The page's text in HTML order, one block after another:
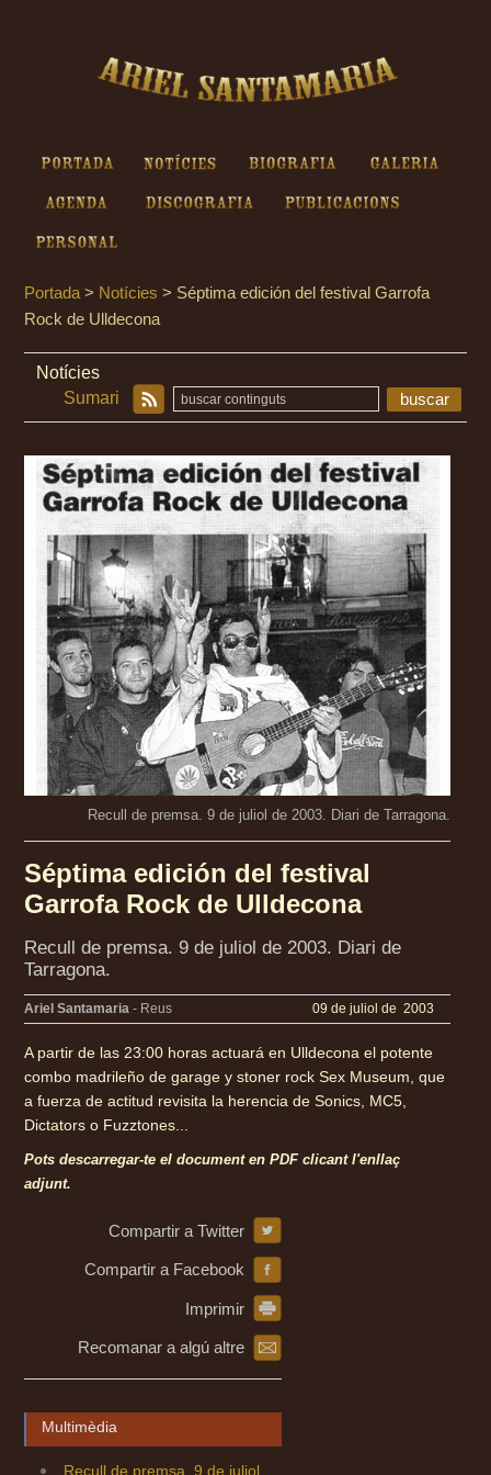
Rock de Ulldecona
Portada Notícies Biografia Galeria
Agenda Discografia Publicacions
Personal
Portada > Notícies > Séptima edición del festival Garrofa
Rock de Ulldecona
Notícies
Sumari
buscar
Recull de premsa. 9 de juliol de 2003. Diari de Tarragona.
Séptima edición del festival
Garrofa Rock de Ulldecona
Recull de premsa. 9 de juliol de 2003. Diari de
Tarragona.
Ariel Santamaria - Reus 09 de juliol de 2003
A partir de las 23:00 horas actuará en Ulldecona el potente
combo madrileño de garage y stoner rock Sex Museum, que
a fuerza de actitud revisita la herencia de Sonics, MC5,
Dictators o Fuzztones...
Pots descarregar-te el document en PDF clicant l'enllaç
adjunt.
Compartir a Twitter
Compartir a Facebook
Imprimir
Recomanar a algú altre
Multimèdia
Recull de premsa. 9 de juliol